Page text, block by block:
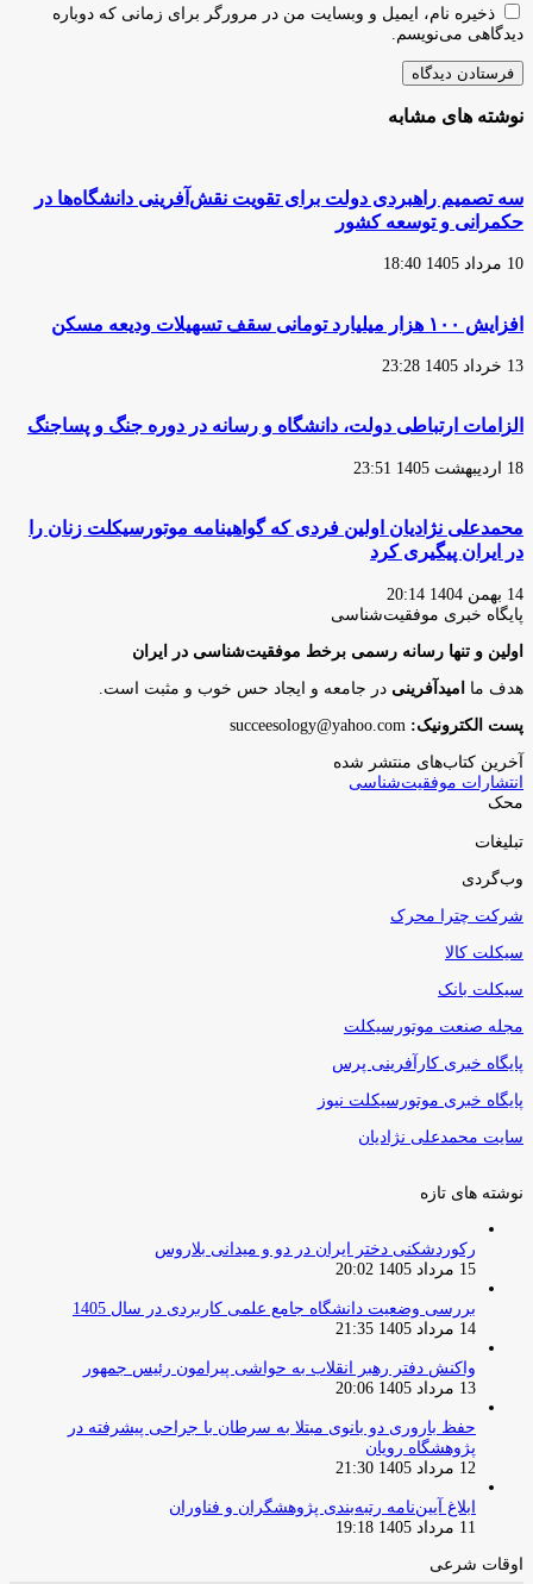
ذخیره نام، ایمیل و وبسایت من در مرورگر برای زمانی که دوباره
دیدگاهی می‌نویسم.
نوشته های مشابه
سه تصمیم راهبردی دولت برای تقویت نقش‌آفرینی دانشگاه‌ها در
حکمرانی و توسعه کشور
10 مرداد 1405 18:40
افزایش ۱۰۰ هزار میلیارد تومانی سقف تسهیلات ودیعه مسکن
13 خرداد 1405 23:28
الزامات ارتباطی دولت، دانشگاه و رسانه در دوره جنگ و پساجنگ
18 اردیبهشت 1405 23:51
محمدعلی نژادیان اولین فردی که گواهینامه موتورسیکلت زنان را
در ایران پیگیری کرد
14 بهمن 1404 20:14
پایگاه‌ خبری موفقیت‌شناسی
اولین و تنها رسانه رسمی برخط موفقیت‌شناسی در ایران
هدف ما امیدآفرینی در جامعه و ایجاد حس خوب و مثبت است.
پست الکترونیک:
آخرین کتاب‌های منتشر شده
انتشارات موفقیت‌شناسی
محک
تبلیغات
وب‌گردی
شرکت چترا محرک
سیکلت کالا
سیکلت بانک
مجله صنعت موتورسیکلت
پایگاه خبری کارآفرینی پرس
پایگاه خبری موتورسیکلت نیوز
سایت محمدعلی نژادیان
نوشته های تازه
رکوردشکنی دختر ایران در دو و میدانی بلاروس
15 مرداد 1405 20:02
بررسی وضعیت دانشگاه جامع علمی کاربردی در سال 1405
14 مرداد 1405 21:35
واکنش دفتر رهبر انقلاب به حواشی پیرامون رئیس جمهور
13 مرداد 1405 20:06
حفظ باروری دو بانوی مبتلا به سرطان با جراحی پیشرفته در
پژوهشگاه رویان
12 مرداد 1405 21:30
ابلاغ آیین‌نامه رتبه‌بندی پژوهشگران و فناوران
11 مرداد 1405 19:18
اوقات شرعی